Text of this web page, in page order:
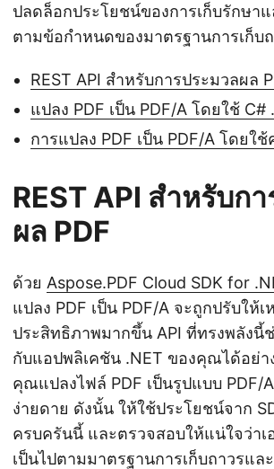
ปลดล็อกประโยชน์ของการเก็บรักษา
ตามข้อกำหนดของมาตรฐานการเก็บ
REST API สำหรับการประมวลผล
แปลง PDF เป็น PDF/A โดยใช้ C#
การแปลง PDF เป็น PDF/A โดยใช้
REST API สำหรับก
ผล PDF
ด้วย Aspose.PDF Cloud SDK for
แปลง PDF เป็น PDF/A จะถูกปรับให้
ประสิทธิภาพมากขึ้น API ที่ทรงพลังนี้
กับแอปพลิเคชัน .NET ของคุณได้อย่า
คุณแปลงไฟล์ PDF เป็นรูปแบบ PDF/
ง่ายดาย ดังนั้น ให้ใช้ประโยชน์จาก
ครบครันนี้ และตรวจสอบให้แน่ใจว่า
เป็นไปตามมาตรฐานการเก็บถาวรแล